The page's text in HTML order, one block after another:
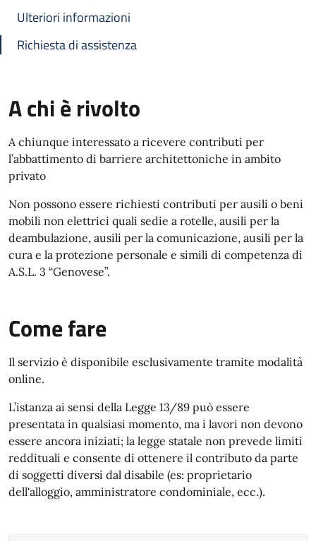
Ulteriori informazioni
Richiesta di assistenza
A chi è rivolto
A chiunque interessato a ricevere contributi per
l’abbattimento di barriere architettoniche in ambito
privato
Non possono essere richiesti contributi per ausili o beni
mobili non elettrici quali sedie a rotelle, ausili per la
deambulazione, ausili per la comunicazione, ausili per la
cura e la protezione personale e simili di competenza di
A.S.L. 3 “Genovese”.
Come fare
Il servizio è disponibile esclusivamente tramite modalità
online.
L’istanza ai sensi della Legge 13/89 può essere
presentata in qualsiasi momento, ma i lavori non devono
essere ancora iniziati; la legge statale non prevede limiti
reddituali e consente di ottenere il contributo da parte
di soggetti diversi dal disabile (es: proprietario
dell'alloggio, amministratore condominiale, ecc.).